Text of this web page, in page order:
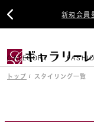
新規会員

CATEGORY
トップ スタイリング一覧